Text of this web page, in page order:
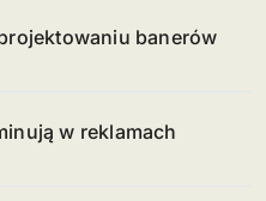
banerów
w reklamach